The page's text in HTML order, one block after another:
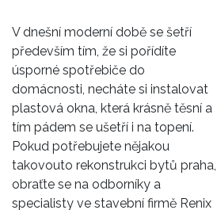
V dnešní moderní době se šetří
především tím, že si pořídíte
úsporné spotřebiče do
domácnosti, necháte si instalovat
plastová okna, která krásně těsní a
tím pádem se ušetří i na topení.
Pokud potřebujete nějakou
takovouto rekonstrukci bytů praha,
obraťte se na odborníky a
specialisty ve stavební firmě Renix